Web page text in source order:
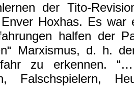
der Tito-
Hoxhas. Es
halfen der
Marxismus, d. h.
zu erkennen.
Falschspielern,